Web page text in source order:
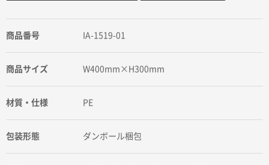
商品番号 IA-1519-01
商品サイズ W400mm×H300mm
材質・仕様 PE
包装形態 ダンボール梱包